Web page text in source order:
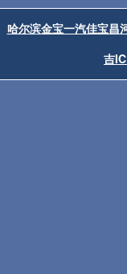
哈尔滨金宝一汽佳宝昌
吉